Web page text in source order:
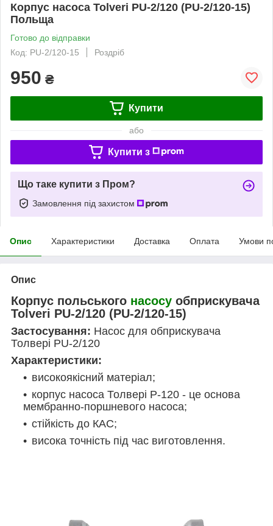
Корпус насоса Tolveri PU-2/120 (PU-2/120-15)
Польща
Готово до відправки
Код: PU-2/120-15
Роздріб
950 ₴
Купити
або
Купити з
Що таке купити з Пром?
Замовлення під захистом
Опис Характеристики Доставка Оплата Умови
Опис
Корпус польського насосу обприскувача
Tolveri PU-2/120 (PU-2/120-15)
Застосування: Насос для обприскувача
Толвері PU-2/120
Характеристики:
високоякісний матеріал;
корпус насоса Толвері Р-120 - це основа
мембранно-поршневого насоса;
стійкість до КАС;
висока точність під час виготовлення.